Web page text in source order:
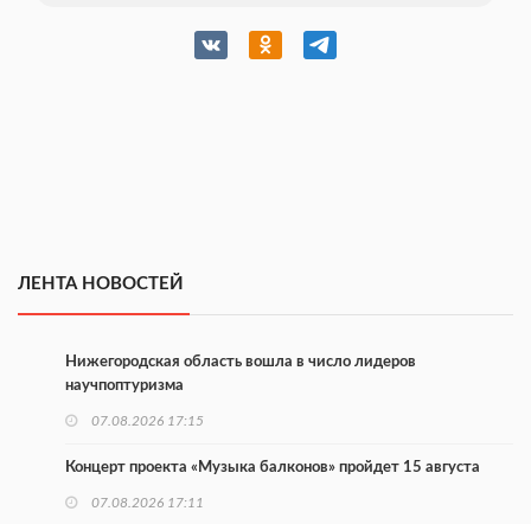
ЛЕНТА НОВОСТЕЙ
Нижегородская область вошла в число лидеров
научпоптуризма
07.08.2026 17:15
Концерт проекта «Музыка балконов» пройдет 15 августа
07.08.2026 17:11